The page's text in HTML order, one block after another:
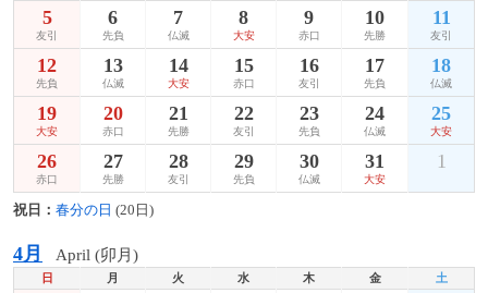
5
友引
6
先負
7
仏滅
8
大安
9
赤口
10
先勝
11
友引
12
先負
13
仏滅
14
大安
15
赤口
16
友引
17
先負
18
仏滅
19
大安
20
赤口
21
先勝
22
友引
23
先負
24
仏滅
25
大安
26
赤口
27
先勝
28
友引
29
先負
30
仏滅
31
大安
1
祝日： 春分の日 (20日)
4月 April (卯月)
日 月 火 水 木 金 土